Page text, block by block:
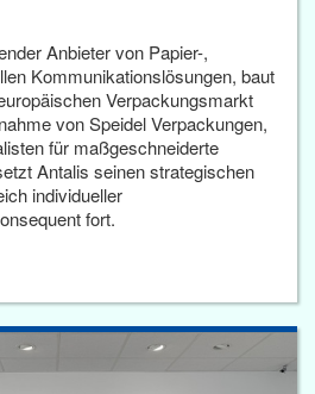
Anbieter von Papier-,
Kommunikationslösungen, baut
Verpackungsmarkt
von Speidel Verpackungen,
für maßgeschneiderte
Antalis seinen strategischen
individueller
fort.